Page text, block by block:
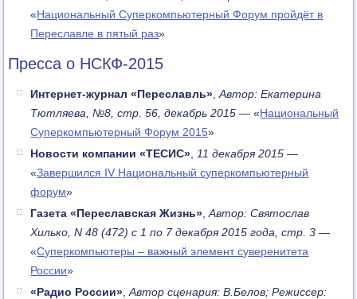
«Национальный Суперкомпьютерный Форум пройдёт в
Переславле в пятый раз»
Пресса о НСКФ-2015
Интернет-журнал «Переславль» ,Автор: Екатерина
Тютляева, №8, стр. 56, декабрь 2015 — «Национальный
Суперкомпьютерный Форум 2015»
Новости компании «ТЕСИС»
11 декабря 2015 —
«Завершился IV Национальный суперкомпьютерный
форум»
Газета «Переславская Жизнь» ,Автор: Святослав
Хилько, N 48 (472) с 1 по 7 декабря 2015 года, стр. 3 —
«Суперкомпьютеры – важный элемент суверенитета
России»
«Радио России» ,Автор сценария: В.Белов; Режиссер: